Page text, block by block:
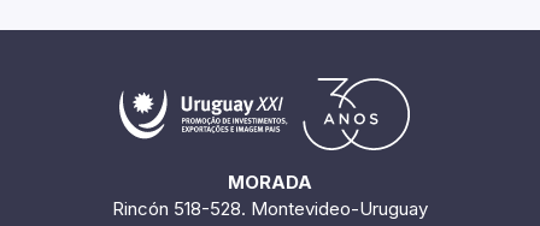
MORADA
Rincón 518-528. Montevideo-Uruguay